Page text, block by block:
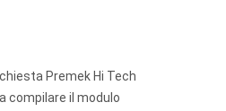
Premek Hi Tech
compilare il modulo